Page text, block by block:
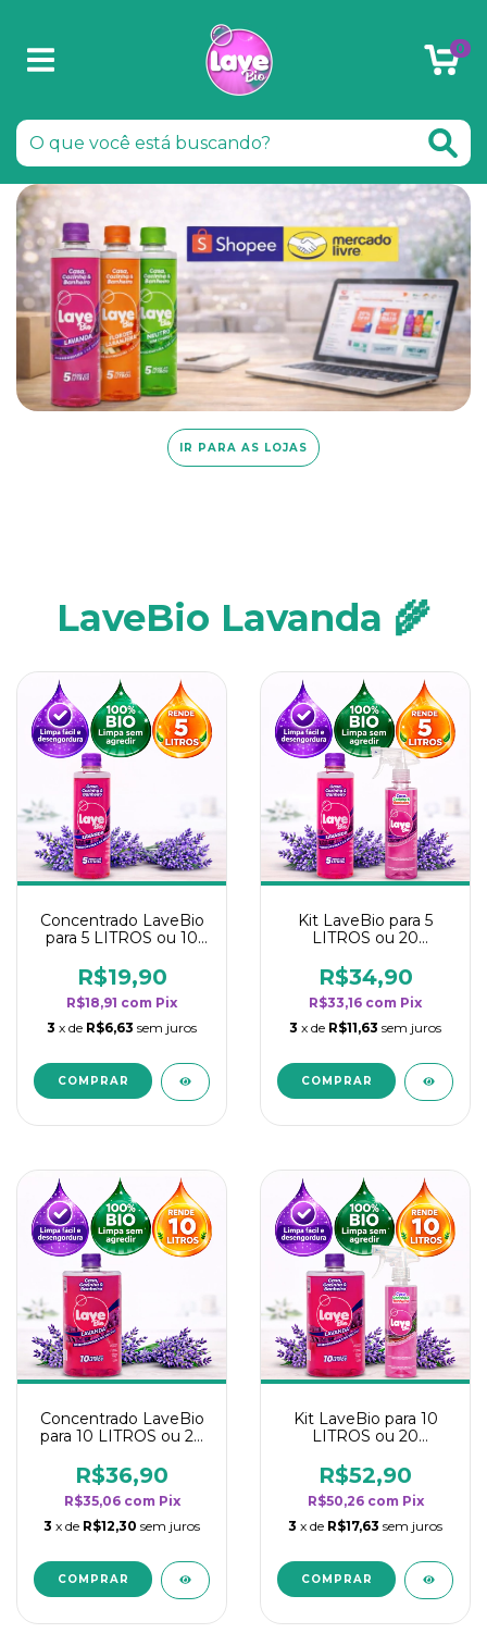
0
IR PARA AS LOJAS
LaveBio Lavanda 🌾
Concentrado LaveBio
para 5 LITROS ou 10
rendimento da
categoria - Lavanda
R$19,90
R$18,91 com Pix
3 x de R$6,63 sem juros
Kit LaveBio para 5
LITROS ou 20
rendimento da
categoria - Lavanda
R$34,90
R$33,16 com Pix
3 x de R$11,63 sem juros
Concentrado LaveBio
para 10 LITROS ou 20
rendimento da
categoria - Lavanda
R$36,90
R$35,06 com Pix
3 x de R$12,30 sem juros
Kit LaveBio para 10
LITROS ou 20
rendimento da
categoria - Lavanda
R$52,90
R$50,26 com Pix
3 x de R$17,63 sem juros